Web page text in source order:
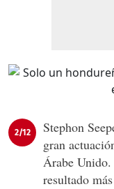
2/12
Stephon
gran
Árabe Unido.
resultado